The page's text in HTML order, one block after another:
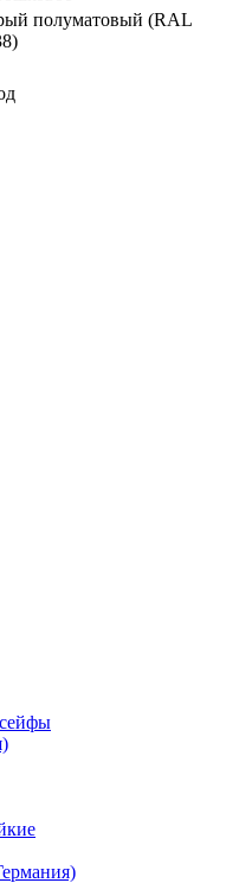
полуматовый (RAL